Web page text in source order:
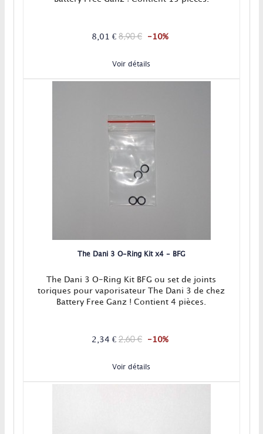
8,01 € 8,90 € -10%
Voir détails
The Dani 3 O-Ring Kit x4 - BFG
The Dani 3 O-Ring Kit BFG ou set de joints
toriques pour vaporisateur The Dani 3 de chez
Battery Free Ganz ! Contient 4 pièces.
2,34 € 2,60 € -10%
Voir détails